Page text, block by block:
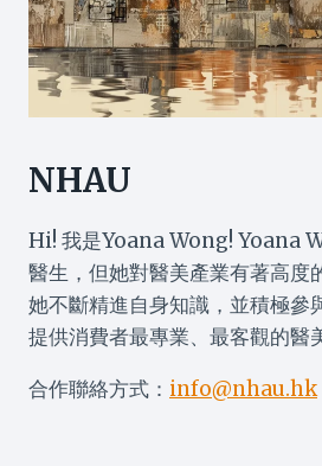
NHAU
Hi! 我是Yoana Wong! Yoana
醫生，但她對醫美產業有著高度
她不斷精進自身知識，並積極參
提供消費者最專業、最客觀的醫
合作聯絡方式： info@nhau.hk